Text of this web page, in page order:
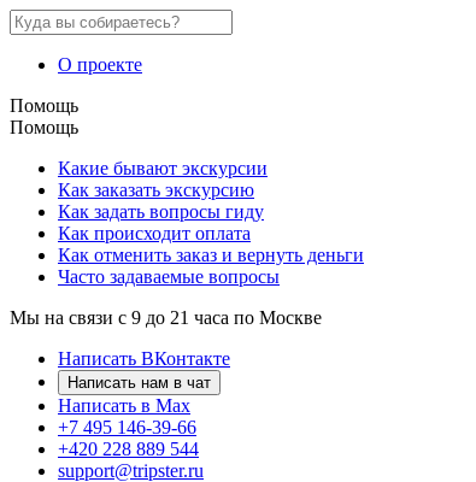
О проекте
Помощь
Помощь
Какие бывают экскурсии
Как заказать экскурсию
Как задать вопросы гиду
Как происходит оплата
Как отменить заказ и вернуть деньги
Часто задаваемые вопросы
Мы на связи с 9 до 21 часа по Москве
Написать ВКонтакте
Написать нам в чат
Написать в Max
+7 495 146-39-66
+420 228 889 544
support@tripster.ru